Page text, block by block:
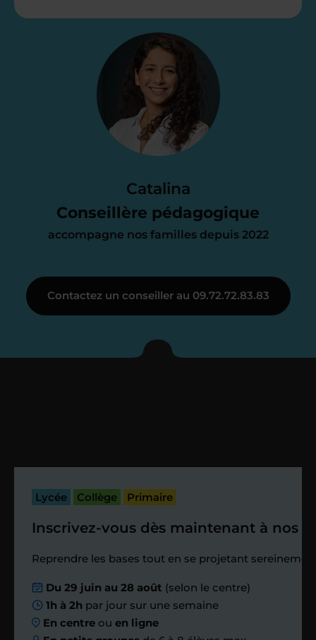
Catalina
Conseillère pédagogique
accompagne nos familles depuis 2022
Étape 2
Je vous envoie une
proposition
d’accompagnement
parfait. À partir de maintenant nous
nous occupons de tout.
Je vous présente votre
enseignant sous 72
passé.
Étape 4
Nous planifions
ensemble des
Contactez un conseiller au 09.72.72.83.83
Lycée Collège Primaire
Inscrivez-vous dès maintenant à nos
Reprendre les bases tout en se projetant
Du 29 juin au 28 août (selon le centre)
1h à 2h par jour sur une semaine
En centre ouen ligne